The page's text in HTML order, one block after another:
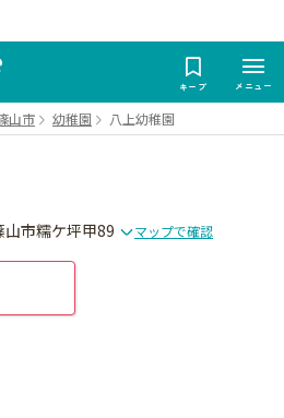
キープ メニュー
山市 幼稚園 八上幼稚園
市糯ケ坪甲89 マップで確認